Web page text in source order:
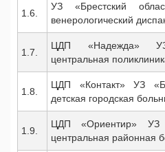
1.6.
УЗ «Брестский
венерологический
1.7.
ЦДП «Надежда»
центральная
1.8.
ЦДП «Контакт» УЗ
детская городская
1.9.
ЦДП «Ориентир» УЗ
центральная районная